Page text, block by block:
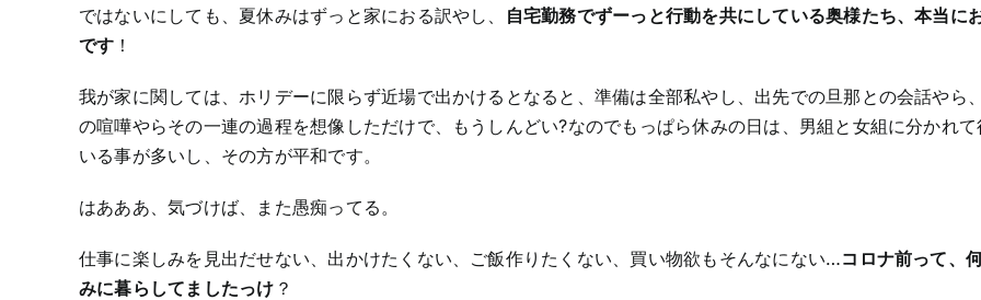
ではないにしても、夏休みはずっと家におる訳やし、
自宅勤務でずーっと行動を共にしている奥様たち、本当に
です ！
我が家に関しては、ホリデーに限らず近場で出かけるとなると、準備は全部私やし、出先での旦那との会話やら
の喧嘩やらその一連の過程を想像しただけで、もうしんどい?なのでもっぱら休みの日は、男組と女組に分かれ
いる事が多いし、その方が平和です。
はあああ、気づけば、また愚痴ってる。
仕事に楽しみを見出だせない、出かけたくない、ご飯作りたくない、買い物欲もそんなにない…コロナ前って、
みに暮らしてましたっけ ？